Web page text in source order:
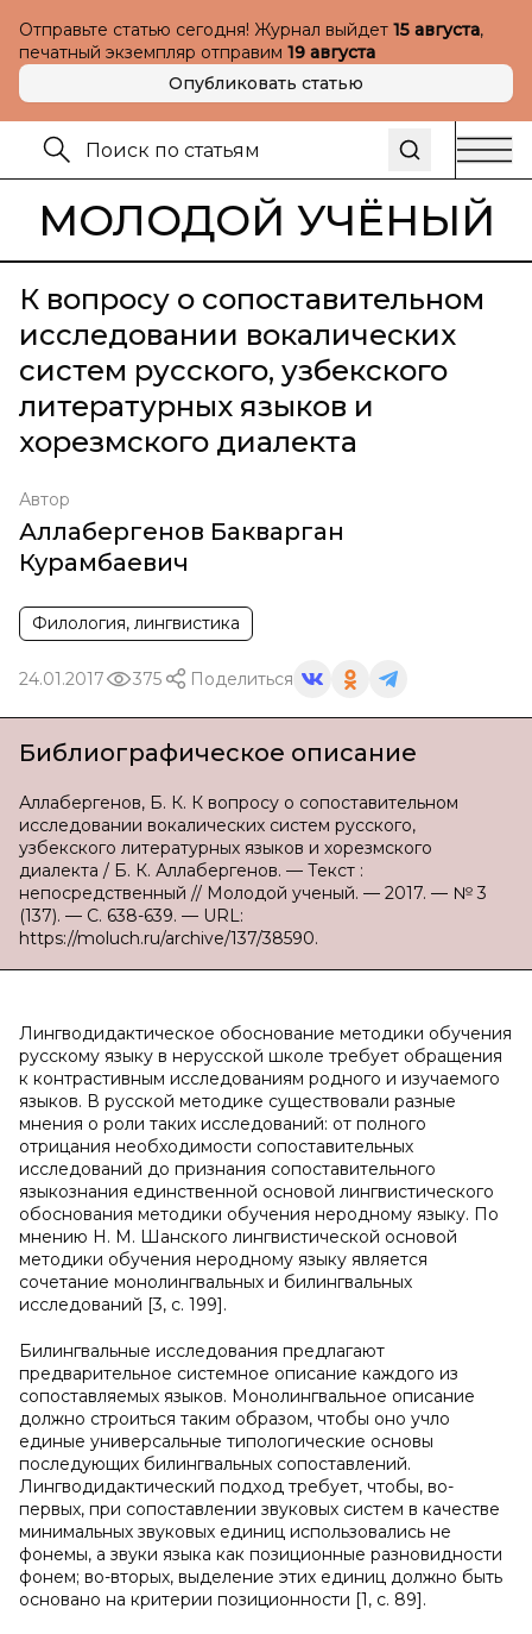
Отправьте статью сегодня! Журнал выйдет 15 августа,
печатный экземпляр отправим 19 августа
Опубликовать статью
МОЛОДОЙ УЧЁНЫЙ
К вопросу о сопоставительном
исследовании вокалических
систем русского, узбекского
литературных языков и
хорезмского диалекта
Автор
Аллабергенов Бакварган
Курамбаевич
Филология, лингвистика
24.01.2017 375 Поделиться
Библиографическое описание
Аллабергенов, Б. К. К вопросу о сопоставительном
исследовании вокалических систем русского,
узбекского литературных языков и хорезмского
диалекта / Б. К. Аллабергенов. — Текст :
непосредственный // Молодой ученый. — 2017. — № 3
(137). — С. 638-639. — URL:
https://moluch.ru/archive/137/38590.
Лингводидактическое обоснование методики обучения
русскому языку в нерусской школе требует обращения
к контрастивным исследованиям родного и изучаемого
языков. В русской методике существовали разные
мнения о роли таких исследований: от полного
отрицания необходимости сопоставительных
исследований до признания сопоставительного
языкознания единственной основой лингвистического
обоснования методики обучения неродному языку. По
мнению Н. М. Шанского лингвистической основой
методики обучения неродному языку является
сочетание монолингвальных и билингвальных
исследований [3, с. 199].
Билингвальные исследования предлагают
предварительное системное описание каждого из
сопоставляемых языков. Монолингвальное описание
должно строиться таким образом, чтобы оно учло
единые универсальные типологические основы
последующих билингвальных сопоставлений.
Лингводидактический подход требует, чтобы, во-
первых, при сопоставлении звуковых систем в качестве
минимальных звуковых единиц использовались не
фонемы, а звуки языка как позиционные разновидности
фонем; во-вторых, выделение этих единиц должно быть
основано на критерии позиционности [1, с. 89].